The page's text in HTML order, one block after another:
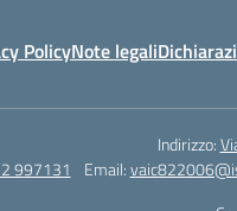
PolicyNote legali
Indirizzo:
997131 Email: